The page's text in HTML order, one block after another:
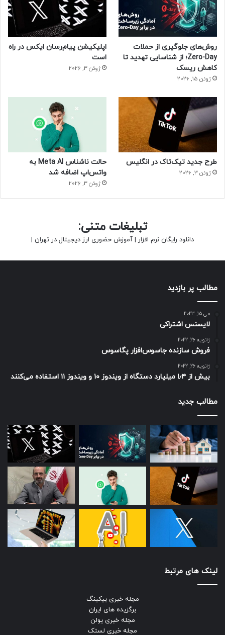
روش‌های جلوگیری از حملات
Zero-Day؛ از شناسایی تهدید تا
کاهش ریسک
ژوئن 15, 2026
اپلیکیشن پیام‌رسان ایکس در راه
است
ژوئن 3, 2026
طرح جدید تیک‌تاک در انگلیس
ژوئن 3, 2026
حالت ناشناس Meta AI به
واتس‌اپ اضافه شد
ژوئن 3, 2026
تبلیغات متنی:
دانلود رایگان نرم افزار | آموزش حضوری ارز دیجیتال در تهران |
مطالب پر بازدید
می 15, 2023
لایسنس اشتراکی
ژانویه 26, 2022
فروش سازنده جاسوس‌افزار پگاسوس
ژانویه 26, 2022
بیش از ۱٫۴ میلیارد دستگاه از ویندوز ۱۰ و ویندوز ۱۱ استفاده می‌کنند
مطالب جدید
لینک های مرتبط
مجله خبری بیکینگ
برگزیده های ایران
مجله خبری یولن
مجله خبری لستک